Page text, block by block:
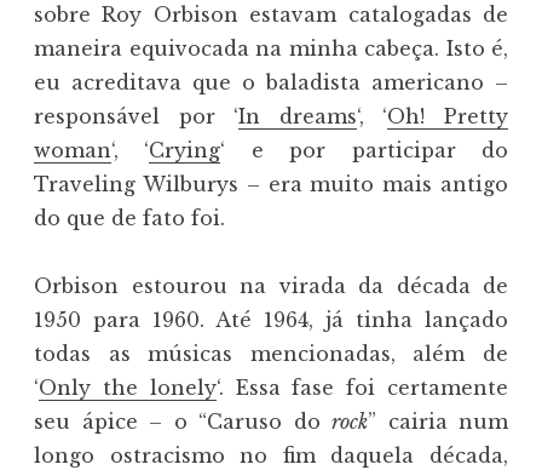
sobre Roy Orbison estavam catalogadas de
maneira equivocada na minha cabeça. Isto é,
eu acreditava que o baladista americano –
responsável por ‘In dreams‘, ‘Oh! Pretty
woman‘, ‘Crying‘ e por participar do
Traveling Wilburys – era muito mais antigo
do que de fato foi.
Orbison estourou na virada da década de
1950 para 1960. Até 1964, já tinha lançado
todas as músicas mencionadas, além de
‘Only the lonely‘. Essa fase foi certamente
seu ápice – o “Caruso do rock” cairia num
longo ostracismo no fim daquela década,